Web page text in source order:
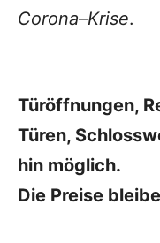
Corona–Krise.
Türöffnungen,
Türen,
hin möglich.
Die Preise